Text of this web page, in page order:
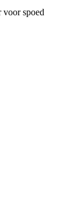
voor spoed